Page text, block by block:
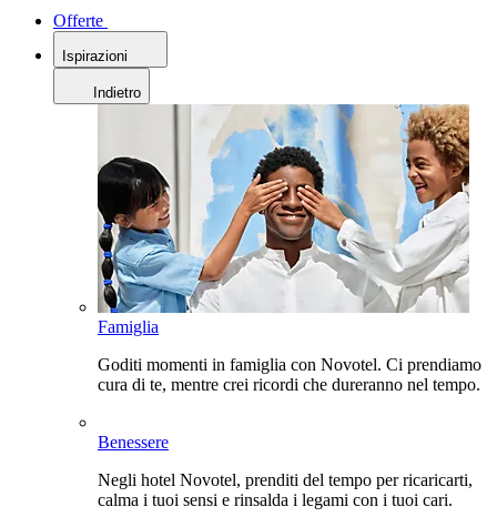
Offerte
Ispirazioni
Indietro
Famiglia
Goditi momenti in famiglia con Novotel. Ci prendiamo
cura di te, mentre crei ricordi che dureranno nel tempo.
Benessere
Negli hotel Novotel, prenditi del tempo per ricaricarti,
calma i tuoi sensi e rinsalda i legami con i tuoi cari.